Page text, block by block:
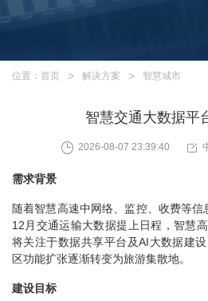
位置： 首页 解决方案 智慧城市
智慧交通大数据平
2026-08-07 23:39:40
需求背景
随着智慧高速中网络、监控、收费等
12月交通运输大数据提上日程，智慧
将关注于数据共享平台及AI大数据建
区功能扩张逐渐转变为旅游集散地。
建设目标